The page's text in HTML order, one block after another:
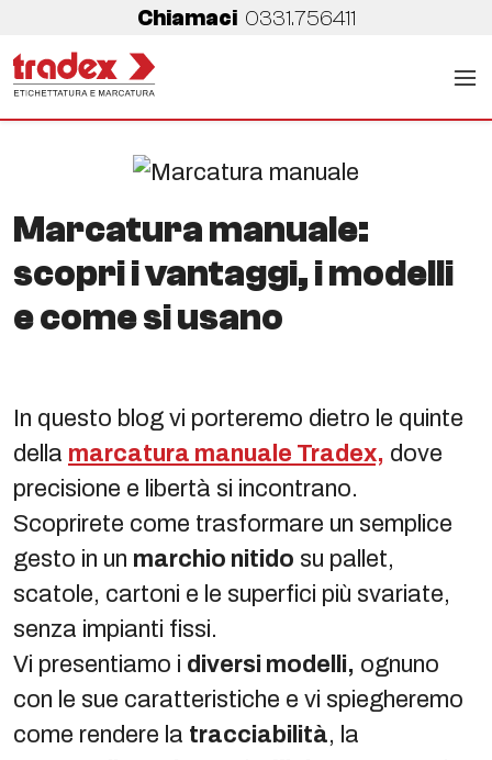
Chiamaci 0331.756411
Marcatura manuale:
scopri i vantaggi, i modelli
e come si usano
In questo blog vi porteremo dietro le quinte
della marcatura manuale Tradex, dove
precisione e libertà si incontrano.
Scoprirete come trasformare un semplice
gesto in un marchio nitido su pallet,
scatole, cartoni e le superfici più svariate,
senza impianti fissi.
Vi presentiamo i diversi modelli, ognuno
con le sue caratteristiche e vi spiegheremo
come rendere la tracciabilità, la